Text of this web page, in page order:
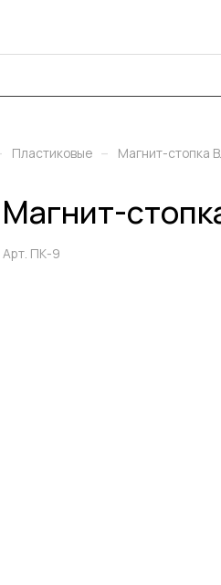
Пластиковые – Магнит-
Магнит-
Арт. ПК-9